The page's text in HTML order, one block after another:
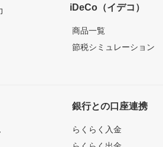
iDeCo（イデコ）
商品一覧
節税シミュレーション
銀行との口座連携
らくらく入金